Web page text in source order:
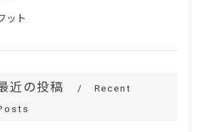
ット
近の投稿
Recent